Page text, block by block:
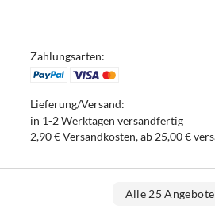
Zahlungsarten:
Lieferung/Versand:
in 1-2 Werktagen versandfertig
2,90 € Versandkosten, ab 25,00 €
Alle 25 Angebote